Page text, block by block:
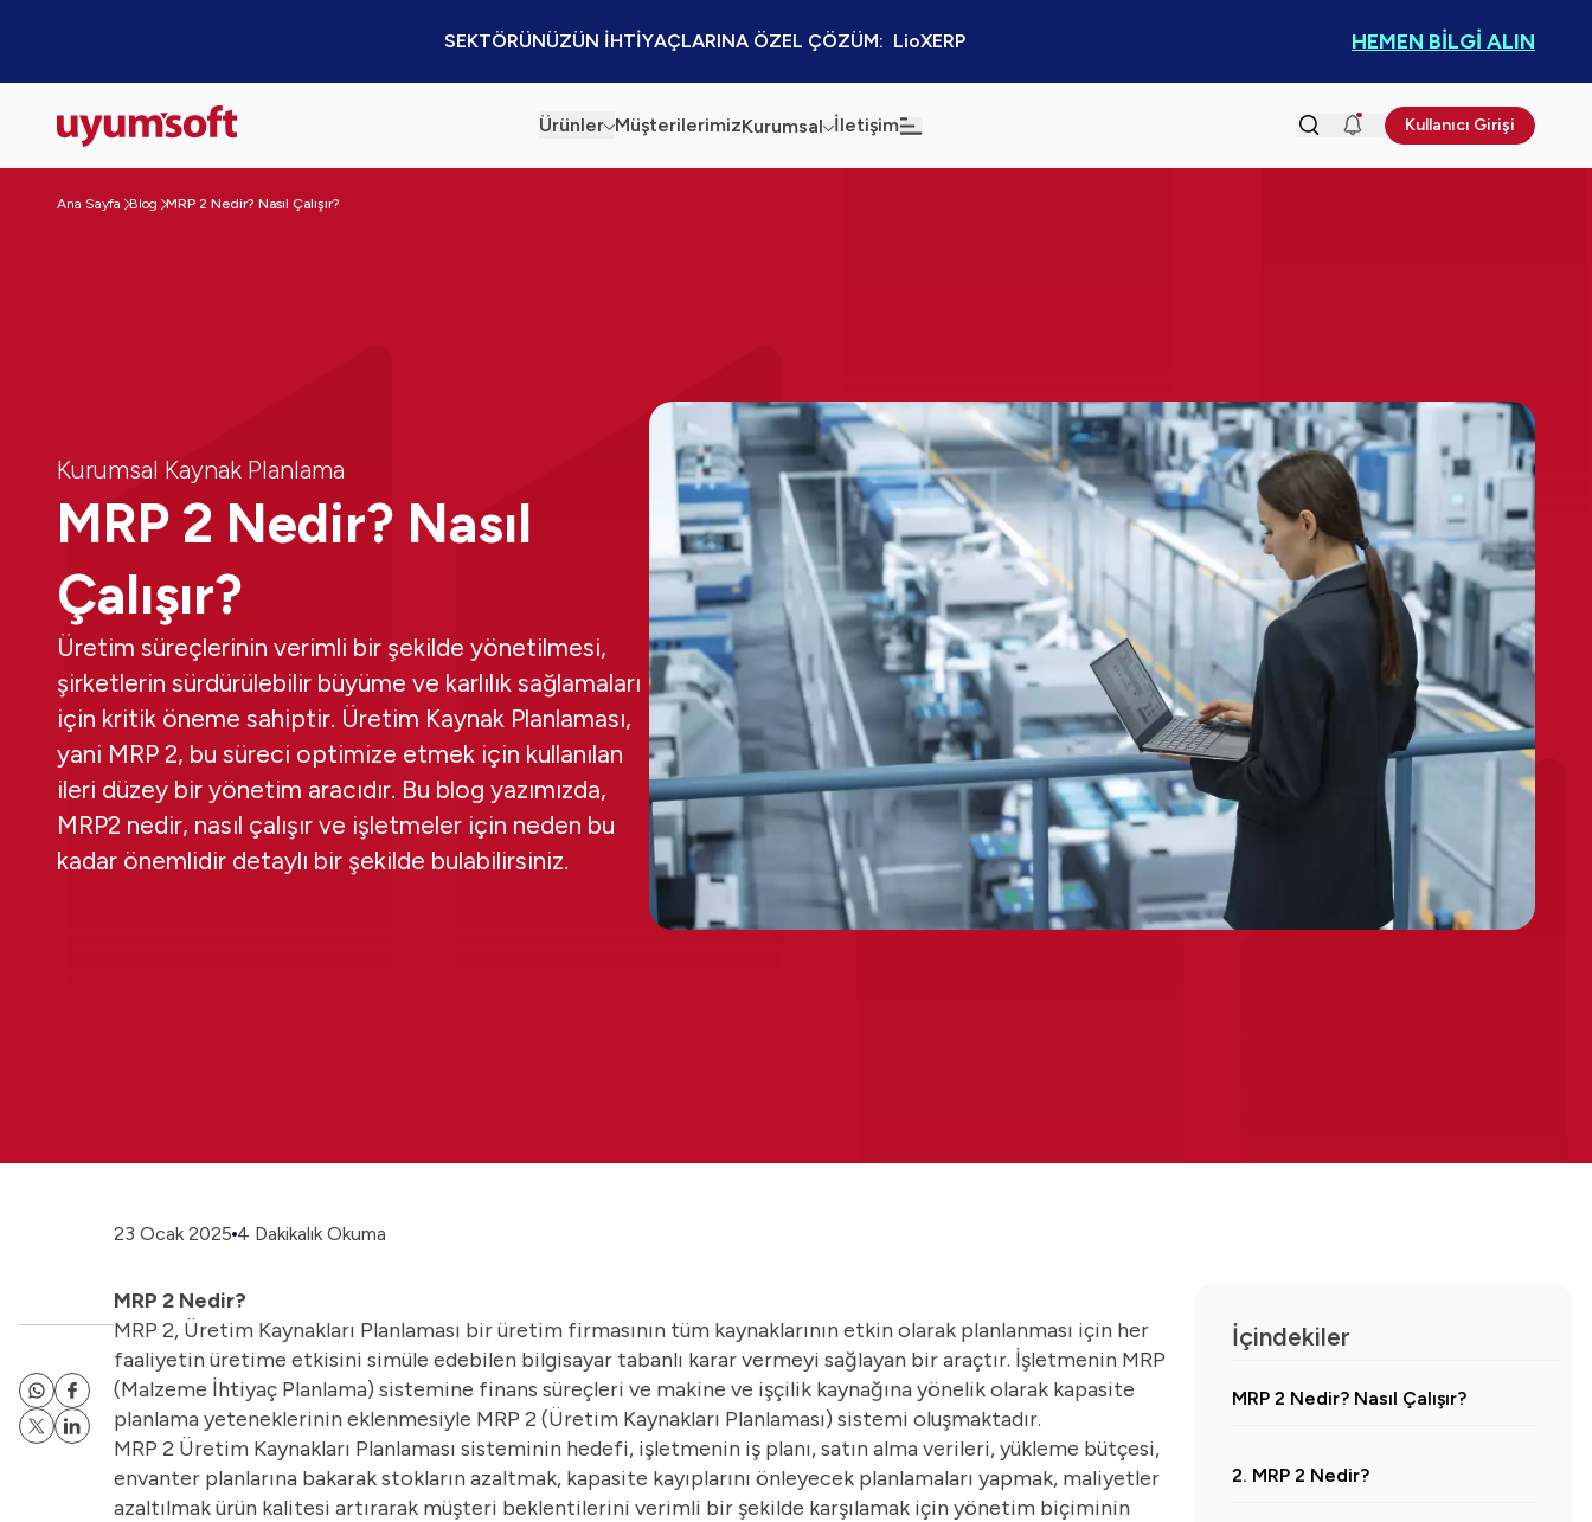
SEKTÖRÜNÜZÜN İHTİYAÇLARINA ÖZEL ÇÖZÜM:  LioXERP HEMEN BİLGİ ALIN
Ürünler MüşterilerimizKurumsal
Bilgi Toplumu Hizmetleri
İletişim
Sektörel Çözümler
İş Ortaklığı Platformu
Kullanıcı Girişi
Ana Sayfa Blog MRP 2 Nedir? Nasıl Çalışır?
Kurumsal Kaynak Planlama
MRP 2 Nedir? Nasıl
Çalışır?
Üretim süreçlerinin verimli bir şekilde yönetilmesi,
şirketlerin sürdürülebilir büyüme ve karlılık sağlamaları
için kritik öneme sahiptir. Üretim Kaynak Planlaması,
yani MRP 2, bu süreci optimize etmek için kullanılan
ileri düzey bir yönetim aracıdır. Bu blog yazımızda,
MRP2 nedir, nasıl çalışır ve işletmeler için neden bu
kadar önemlidir detaylı bir şekilde bulabilirsiniz.
23 Ocak 2025 4 Dakikalık Okuma
MRP 2 Nedir?
MRP 2, Üretim Kaynakları Planlaması bir üretim firmasının tüm kaynaklarının etkin olarak planlanması için her
faaliyetin üretime etkisini simüle edebilen bilgisayar tabanlı karar vermeyi sağlayan bir araçtır. İşletmenin MRP
(Malzeme İhtiyaç Planlama) sistemine finans süreçleri ve makine ve işçilik kaynağına yönelik olarak kapasite
planlama yeteneklerinin eklenmesiyle MRP 2 (Üretim Kaynakları Planlaması) sistemi oluşmaktadır.
MRP 2 Üretim Kaynakları Planlaması sisteminin hedefi, işletmenin iş planı, satın alma verileri, yükleme bütçesi,
envanter planlarına bakarak stokların azaltmak, kapasite kayıplarını önleyecek planlamaları yapmak, maliyetler
azaltılmak ürün kalitesi artırarak müşteri beklentilerini verimli bir şekilde karşılamak için yönetim biçiminin
İçindekiler
MRP 2 Nedir? Nasıl Çalışır?
2. MRP 2 Nedir?